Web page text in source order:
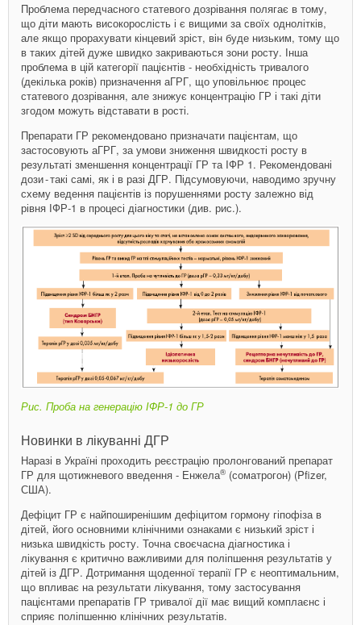
Проблема передчасного статевого дозрівання полягає в тому,
що діти мають високорослість і є вищими за своїх однолітків,
але якщо прорахувати кінцевий зріст, він буде низьким, тому що
в таких дітей дуже швидко закриваються зони росту. Інша
проблема в цій категорії пацієнтів - необхідність тривалого
(декілька років) призначення аГРГ, що уповільнює процес
статевого дозрівання, але знижує концентрацію ГР і такі діти
згодом можуть відставати в рості.
Препарати ГР рекомендовано призначати пацієнтам, що
застосовують аГРГ, за умови зниження швидкості росту в
результаті зменшення концентрації ГР та IФР 1. Рекомендовані
дози - ​такі самі, як і в разі ДГР. Підсумовуючи, наводимо зручну
схему ведення пацієнтів із порушеннями росту залежно від
рівня ІФР-1 в процесі діагно­стики (див. рис.).
Рис. Проба на генерацію ІФР-1 до ГР
Новинки в лікуванні ДГР
Наразі в Україні проходить реєстрацію пролонгований препарат
ГР для щотижневого введення - Енжела® (соматрогон) (Pfizer,
США).
Дефіцит ГР є найпоширенішим дефіцитом гормону гіпофіза в
дітей, його основними клінічними ознаками є низький зріст і
низька швидкість росту. Точна своєчасна діагностика і
лікування є критично важливими для поліпшення результатів у
дітей із ДГР. Дотримання щоденної терапії ГР є неоптимальним,
що впливає на результати лікування, тому застосування
пацієнтами препаратів ГР тривалої дії має вищий комплаєнс і
сприяє поліпшенню клінічних результатів.